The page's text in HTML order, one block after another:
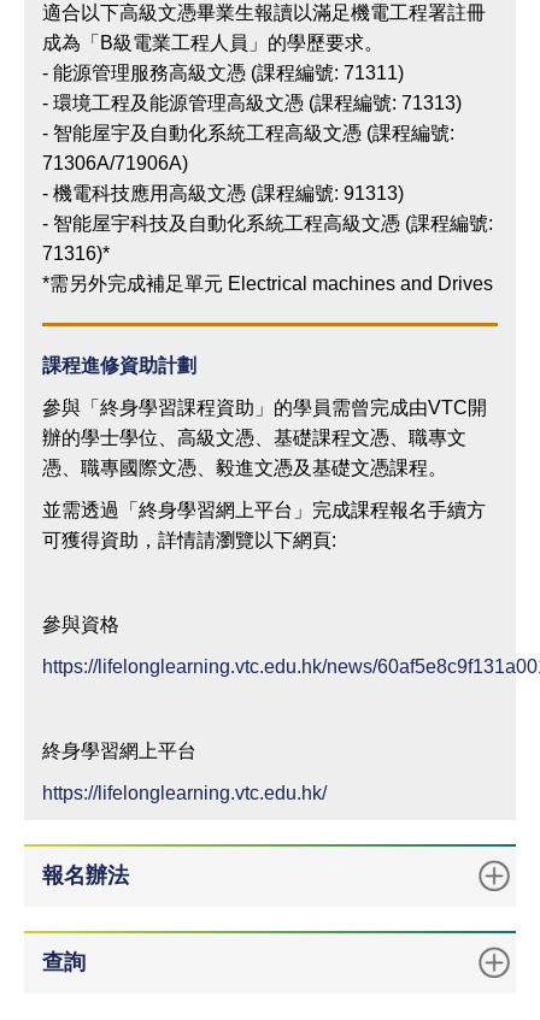
適合以下高級文憑畢業生報讀以滿足機電工程署註冊
成為「B級電業工程人員」的學歷要求。
- 能源管理服務高級文憑 (課程編號: 71311)
- 環境工程及能源管理高級文憑 (課程編號: 71313)
- 智能屋宇及自動化系統工程高級文憑 (課程編號:
71306A/71906A)
- 機電科技應用高級文憑 (課程編號: 91313)
- 智能屋宇科技及自動化系統工程高級文憑 (課程編號:
71316)*
*需另外完成補足單元 Electrical machines and Drives
課程進修資助計劃
參與「終身學習課程資助」的學員需曾完成由VTC開
辦的學士學位、高級文憑、基礎課程文憑、職專文
憑、職專國際文憑、毅進文憑及基礎文憑課程。
並需透過「終身學習網上平台」完成課程報名手續方
可獲得資助，詳情請瀏覽以下網頁:
參與資格
https://lifelonglearning.vtc.edu.hk/news/
終身學習網上平台
https://lifelonglearning.vtc.edu.hk/
報名辦法
查詢